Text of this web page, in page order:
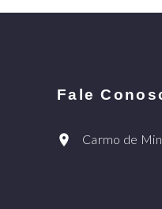
Fale
Carmo de